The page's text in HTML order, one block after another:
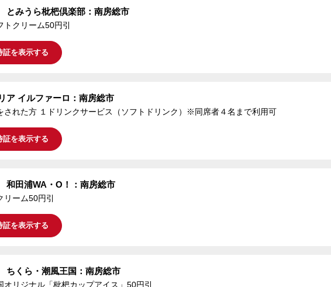
みうら枇杷倶楽部：南房総市
トクリーム50円引
証を表示する
ア イルファーロ：南房総市
された方 １ドリンクサービス（ソフトドリンク）※同席者４名まで利用可
証を表示する
田浦WA・O！：南房総市
リーム50円引
証を表示する
くら・潮風王国：南房総市
オリジナル「枇杷カップアイス」50円引